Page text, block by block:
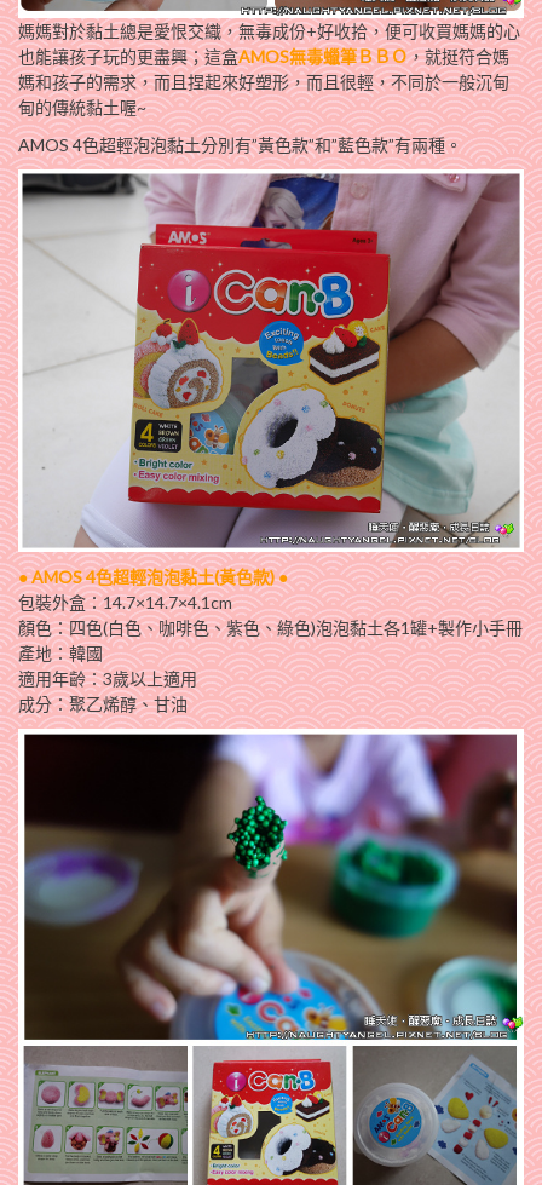
媽媽對於黏土總是愛恨交織，無毒成份+好收拾，便可收買媽媽的心
也能讓孩子玩的更盡興；這盒AMOS無毒蠟筆ＢＢＯ，就挺符合媽
媽和孩子的需求，而且捏起來好塑形，而且很輕，不同於一般沉甸
甸的傳統黏土喔~
AMOS 4色超輕泡泡黏土分別有”黃色款”和”藍色款”有兩種。
●AMOS 4色超輕泡泡黏土(黃色款)●
包裝外盒：14.7×14.7×4.1cm
顏色：四色(白色、咖啡色、紫色、綠色)泡泡黏土各1罐+製作小手冊
產地：韓國
適用年齡：3歲以上適用
成分：聚乙烯醇、甘油